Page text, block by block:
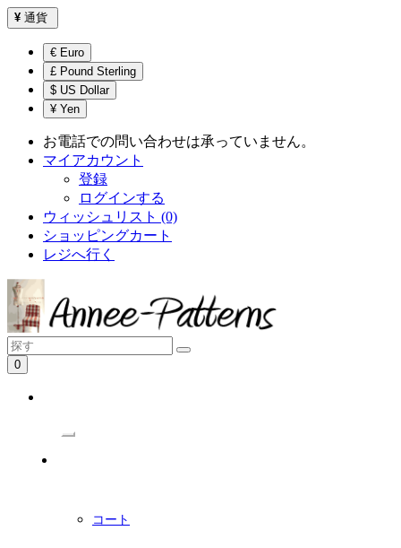
¥ 通貨
€ Euro
£ Pound Sterling
$ US Dollar
¥ Yen
お電話での問い合わせは承っていません。
マイアカウント
登録
ログインする
ウィッシュリスト (0)
ショッピングカート
レジへ行く
0
コート